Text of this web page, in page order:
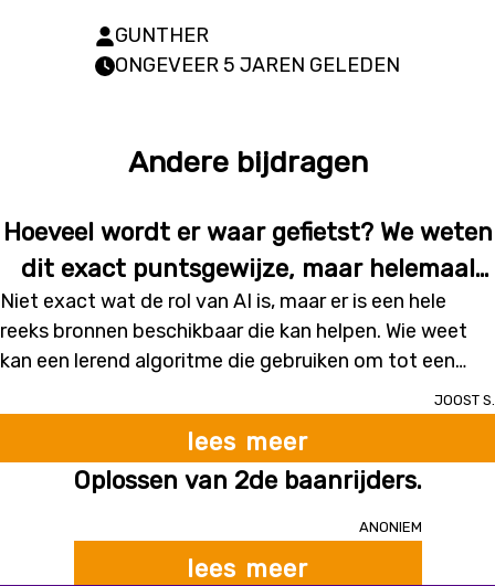
GUNTHER
ONGEVEER 5 JAREN GELEDEN
Andere bijdragen
Hoeveel wordt er waar gefietst? We weten
dit exact puntsgewijze, maar helemaal
niet voor het hele wegnetwerk.
Niet exact wat de rol van AI is, maar er is een hele
reeks bronnen beschikbaar die kan helpen. Wie weet
kan een lerend algoritme die gebruiken om tot een
beperkingen van de verschillende bronnen onderling te
compenseren: - routeerbaar fietsnetwerk via
OpenStreetMap - puntsgewijze tellingen van Telraam
verkeer en fietsbezit - real time bezettingsgraad van
fietsenstallingen - info over evenementen - open data
Joost S.
lees meer
Oplossen van 2de baanrijders.
Anoniem
lees meer